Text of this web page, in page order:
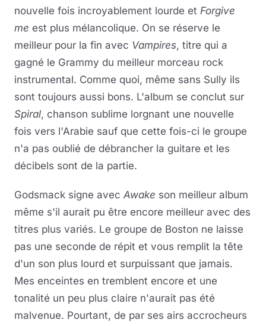
nouvelle fois incroyablement lourde et Forgive
me est plus mélancolique. On se réserve le
meilleur pour la fin avec Vampires, titre qui a
gagné le Grammy du meilleur morceau rock
instrumental. Comme quoi, même sans Sully ils
sont toujours aussi bons. L'album se conclut sur
Spiral, chanson sublime lorgnant une nouvelle
fois vers l'Arabie sauf que cette fois-ci le groupe
n'a pas oublié de débrancher la guitare et les
décibels sont de la partie.
Godsmack signe avec Awake son meilleur album
même s'il aurait pu être encore meilleur avec des
titres plus variés. Le groupe de Boston ne laisse
pas une seconde de répit et vous remplit la tête
d'un son plus lourd et surpuissant que jamais.
Mes enceintes en tremblent encore et une
tonalité un peu plus claire n'aurait pas été
malvenue. Pourtant, de par ses airs accrocheurs